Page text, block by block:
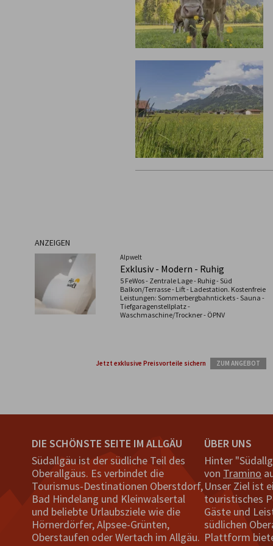
ANZEIGEN
Alpwelt
Exklusiv - Modern - Ruhig
5 FeWos - Zentrale Lage - Ruhig - Süd
Balkon/Terrasse - Lift - Ladestation. Kostenfreie
Leistungen: Sommerbergbahntickets - Sauna -
Tiefgaragenstellplatz -
Waschmaschine/Trockner - ÖPNV
Jetzt exklusive Preisvorteile sichern ZUM ANGEBOT
DIE SCHÖNSTE SEITE IM ALLGÄU
Südallgäu ist der südliche Teil des
Oberallgäus. Es verbindet die
Tourismus-Destinationen Oberstdorf,
Bad Hindelang und Kleinwalsertal
und beliebte Urlaubsziele wie die
Hörnerdörfer, Alpsee-Grünten,
Oberstaufen oder Wertach im Allgäu.
ÜBER UNS
Hinter
von Tramino
Unser Ziel ist
touristisches
Gäste und
südlichen
Plattform